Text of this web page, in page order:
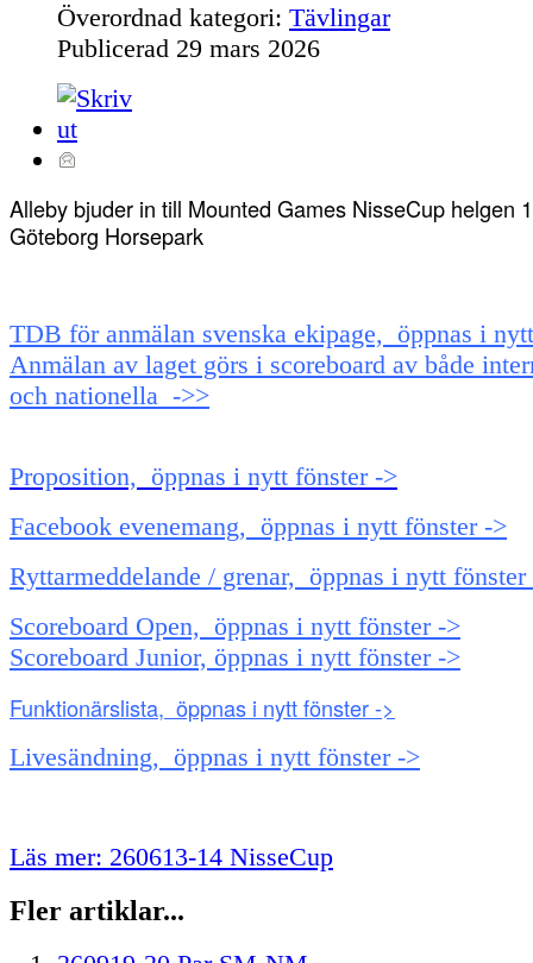
Överordnad kategori: Tävlingar
Publicerad 29 mars 2026
Alleby bjuder in till Mounted Games NisseCup helgen
Göteborg Horsepark
TDB för anmälan svenska ekipage, öppnas i
Anmälan av laget görs i scoreboard av både
och nationella ->>
Proposition, öppnas i nytt fönster ->
Facebook evenemang, öppnas i nytt fönster ->
Ryttarmeddelande / grenar, öppnas i nytt fönster
Scoreboard Open, öppnas i nytt fönster ->
Scoreboard Junior, öppnas i nytt fönster ->
Funktionärslista, öppnas i nytt fönster ->
Livesändning, öppnas i nytt fönster ->
Läs mer: 260613-14 NisseCup
Fler artiklar...